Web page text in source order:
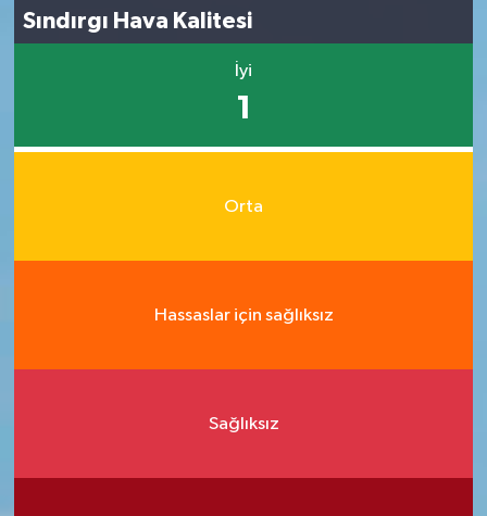
Sındırgı Hava Kalitesi
İyi
1
Orta
Hassaslar için sağlıksız
Sağlıksız